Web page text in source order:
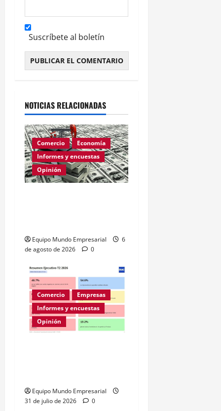
Suscríbete al boletín
NOTICIAS RELACIONADAS
Comercio
Economía
Informes y encuestas
Opinión
Equipo Mundo Empresarial
6
de agosto de 2026
0
Comercio
Empresas
Informes y encuestas
Opinión
Equipo Mundo Empresarial
31 de julio de 2026
0